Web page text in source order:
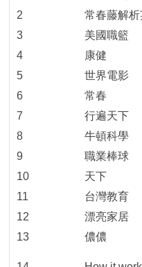
2
常春藤解
3
美國職籃
4
康健
5
世界電影
6
常春
7
行遍天下
8
牛頓科學
9
職業棒球
10
天下
11
台灣教育
12
漂亮家居
13
儂儂